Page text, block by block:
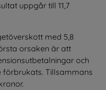
uppgår till 11,7
med 5,8
orsaken är att
och
Tillsammans